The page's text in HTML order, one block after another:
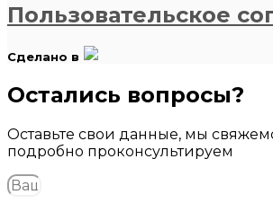
Пользовательское
Сделано в
Остались вопросы?
Оставьте свои данные, мы
подробно проконсультируем